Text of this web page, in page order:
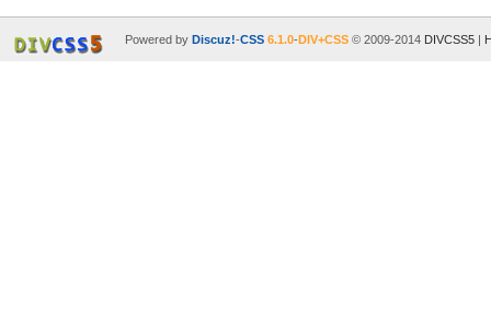
Powered by Discuz!-CSS 6.1.0-DIV+CSS© 2009-2014 DIVCSS5|